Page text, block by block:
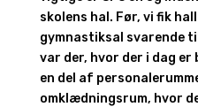
skolens hal. Før, vi fik
gymnastiksal svarende
var der, hvor der i dag
en del af
omklædningsrum, hvor